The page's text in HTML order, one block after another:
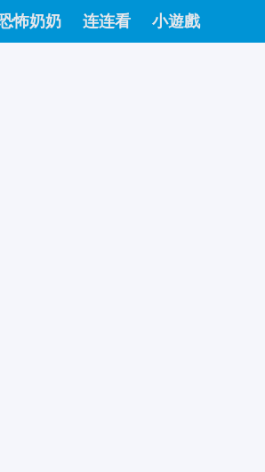
怖奶奶 连连看 小遊戲